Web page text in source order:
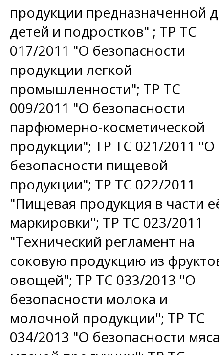
продукции предназначенной
детей и подростков" ; ТР ТС
017/2011 "О безопасности
продукции легкой
промышленности"; ТР ТС
009/2011 "О безопасности
парфюмерно-косметической
продукции"; ТР ТС 021/2011 "О
безопасности пищевой
продукции"; ТР ТС 022/2011
"Пищевая продукция в части
маркировки"; ТР ТС 023/2011
"Технический регламент на
соковую продукцию из
овощей"; ТР ТС 033/2013 "О
безопасности молока и
молочной продукции"; ТР ТС
034/2013 "О безопасности